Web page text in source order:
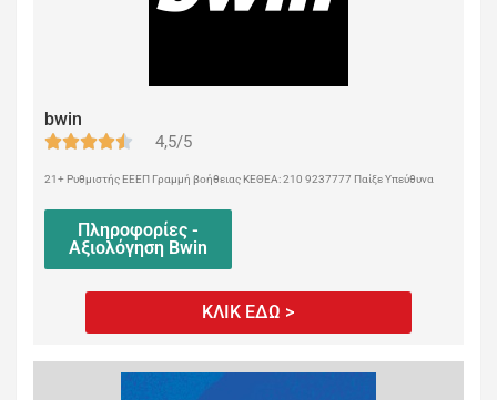
bwin
4,5/5
21+ Ρυθμιστής ΕΕΕΠ Γραμμή βοήθειας ΚΕΘΕΑ: 210 9237777 Παίξε Υπεύθυνα
Πληροφορίες -
Αξιολόγηση Bwin
ΚΛΙΚ ΕΔΩ >